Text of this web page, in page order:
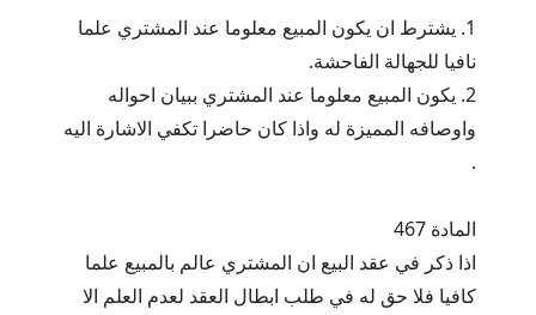
1. يشترط ان يكون المبيع معلوما عند المشتري علما
نافيا للجهالة الفاحشة.
2. يكون المبيع معلوما عند المشتري ببيان احواله
واوصافه المميزة له واذا كان حاضرا تكفي الاشارة اليه
.
المادة 467
اذا ذكر في عقد البيع ان المشتري عالم بالمبيع علما
كافيا فلا حق له في طلب ابطال العقد لعدم العلم الا